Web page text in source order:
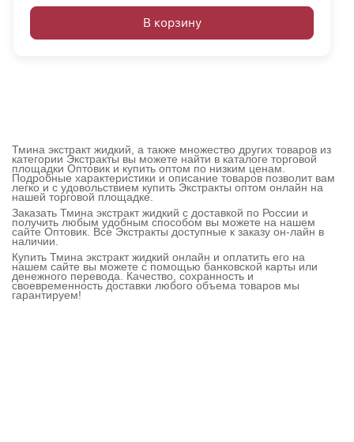
В корзину
Тмина экстракт жидкий, а также множество других товаров из
категории Экстракты вы можете найти в каталоге торговой
площадки Оптовик и купить оптом по низким ценам.
Подробные характеристики и описание товаров позволит вам
легко и с удовольствием купить Экстракты оптом онлайн на
нашей торговой площадке.
Заказать Тмина экстракт жидкий с доставкой по России и
получить любым удобным способом вы можете на нашем
сайте Оптовик. Все Экстракты доступные к заказу он-лайн в
наличии.
Купить Тмина экстракт жидкий онлайн и оплатить его на
нашем сайте вы можете с помощью банковской карты или
денежного перевода. Качество, сохранность и
своевременность доставки любого объема товаров мы
гарантируем!